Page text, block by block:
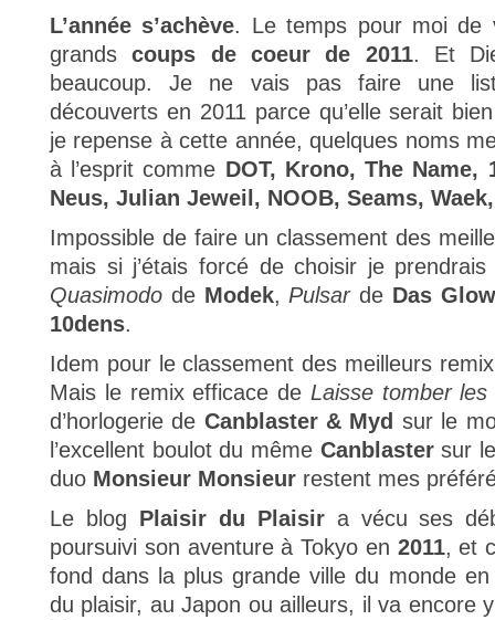
L’année s’achève. Le temps pour moi de
grandscoups de coeur de 2011. Et
beaucoup. Je ne vais pas faire une
découverts en 2011 parce qu’elle serait
je repense à cette année, quelques noms
à l’esprit comme DOT, Krono, The Name,
Neus, Julian Jeweil, NOOB, Seams,
Impossible de faire un classement des
mais si j’étais forcé de choisir je
Quasimodo de Modek, Pulsarde Das
10dens.
Idem pour le classement des meilleurs
Mais le remix efficace de Laisse tomber
d’horlogerie de Canblaster & Myd sur le
l’excellent boulot du même Canblastersur
duo Monsieur Monsieur restent mes
Le blog Plaisir du Plaisira vécu ses
poursuivi son aventure à Tokyo en 2011, et
fond dans la plus grande ville du monde en
du plaisir, au Japon ou ailleurs, il va encore